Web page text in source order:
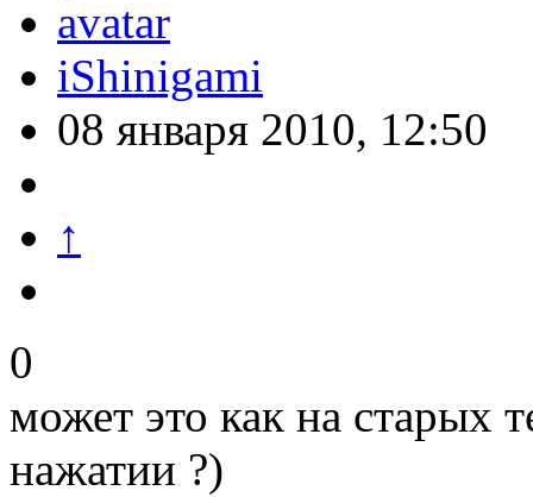
iShinigami
08 января 2010, 12:50
↑
0
может это как на старых
нажатии ?)